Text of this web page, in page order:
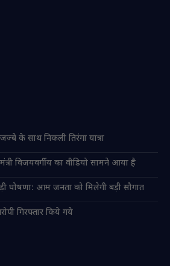
जज्बे के साथ निकली तिरंगा यात्रा
विजयवर्गीय का वीडियो सामने आया है
घोषणा: आम जनता को मिलेगी बड़ी सौगात
गिरफ्तार किये गये